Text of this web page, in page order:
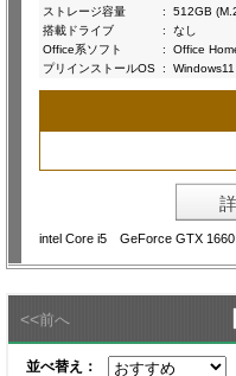
ストレージ容量
:
512GB
搭載ドライブ
:
なし
Office系ソフト
:
Office
プリインストールOS :
intel Core i5 GeForce GTX
<<前へ
並べ替え：